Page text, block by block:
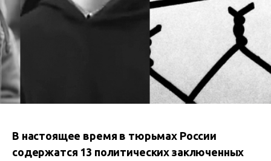
В настоящее время в тюрьмах России
содержатся 13 политических заключенных